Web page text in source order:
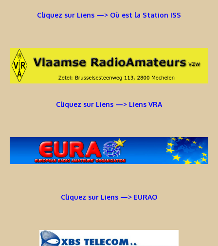
Cliquez sur Liens —> Où est la Station ISS
Cliquez sur Liens —> Liens VRA
Cliquez sur Liens —> EURAO